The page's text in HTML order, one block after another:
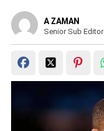
A ZAMAN
Senior Sub Editor